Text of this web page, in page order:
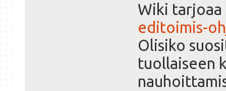
Wiki tarjoaa
editoimis-
Olisiko
tuollaiseen